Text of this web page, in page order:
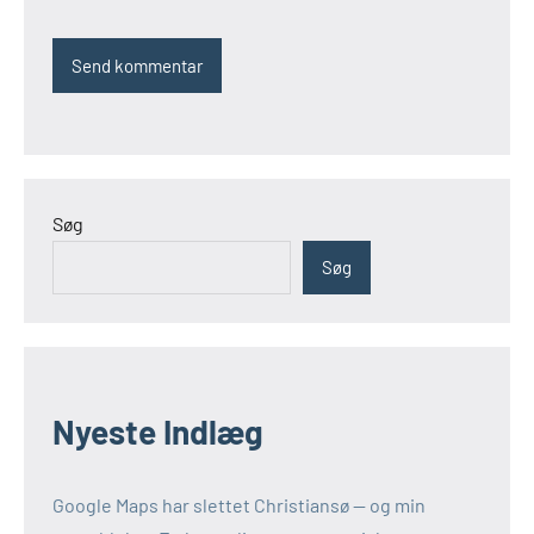
Søg
Søg
Nyeste Indlæg
Google Maps har slettet Christiansø — og min